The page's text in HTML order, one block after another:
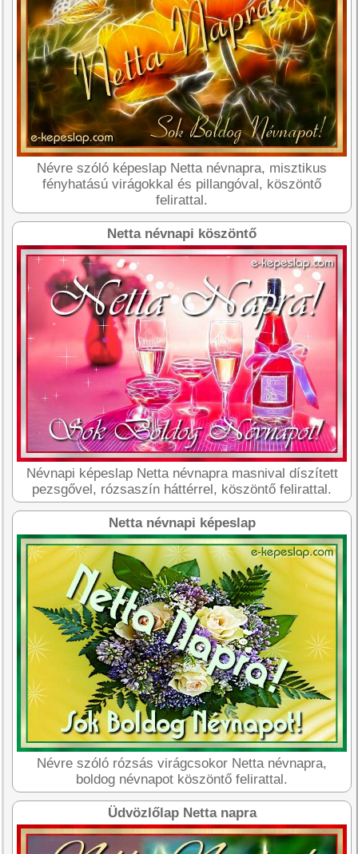
Névre szóló képeslap Netta névnapra, misztikus
fényhatású virágokkal és pillangóval, köszöntő
felirattal.
Netta névnapi köszöntő
Névnapi képeslap Netta névnapra masnival díszített
pezsgővel, rózsaszín háttérrel, köszöntő felirattal.
Netta névnapi képeslap
Névre szóló rózsás virágcsokor Netta névnapra,
boldog névnapot köszöntő felirattal.
Üdvözlőlap Netta napra